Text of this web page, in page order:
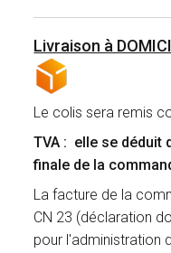
Livraison à
Le colis sera remis
TVA : elle se déduit
finale de la
La facture de la
CN 23 (déclaration
pour l'administration